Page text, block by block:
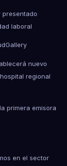
presentado
laboral
Gallery
nuevo
regional
primera emisora
en el sector